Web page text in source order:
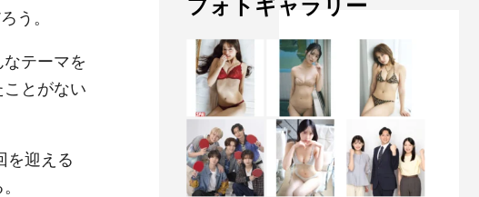
う。
テーマを
とがない
を迎える
フォトギャラリー